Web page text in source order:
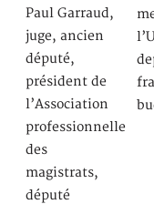
Paul Garraud,
juge, ancien
député,
président de
l’Association
professionnelle
des
magistrats,
député